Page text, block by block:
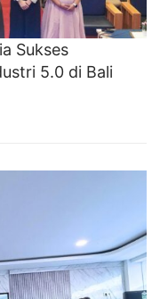
Sukses
5.0 di Bali